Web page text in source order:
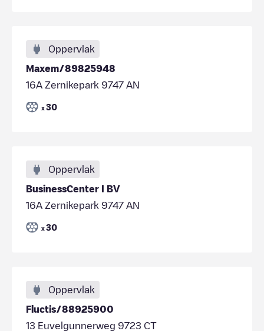
Oppervlak
Maxem/89825948
16A Zernikepark 9747 AN
x 30
Oppervlak
BusinessCenter I BV
16A Zernikepark 9747 AN
x 30
Oppervlak
Fluctis/88925900
13 Euvelgunnerweg 9723 CT